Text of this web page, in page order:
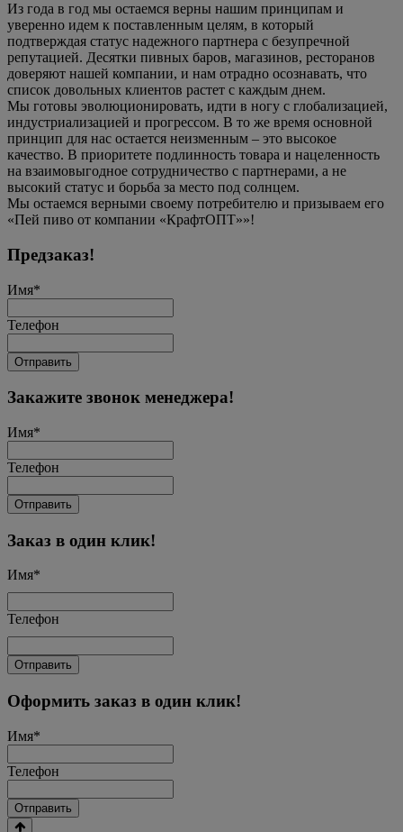
Из года в год мы остаемся верны нашим принципам и
уверенно идем к поставленным целям, в который
подтверждая статус надежного партнера с безупречной
репутацией. Десятки пивных баров, магазинов, ресторанов
доверяют нашей компании, и нам отрадно осознавать, что
список довольных клиентов растет с каждым днем.
Мы готовы эволюционировать, идти в ногу с глобализацией,
индустриализацией и прогрессом. В то же время основной
принцип для нас остается неизменным – это высокое
качество. В приоритете подлинность товара и нацеленность
на взаимовыгодное сотрудничество с партнерами, а не
высокий статус и борьба за место под солнцем.
Мы остаемся верными своему потребителю и призываем его
«Пей пиво от компании «КрафтОПТ»»!
Предзаказ!
Имя*
Телефон
Отправить
Закажите звонок менеджера!
Имя*
Телефон
Отправить
Заказ в один клик!
Имя*
Телефон
Отправить
Оформить заказ в один клик!
Имя*
Телефон
Отправить